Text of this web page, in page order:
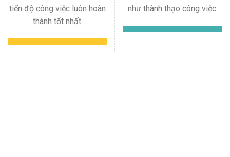
tiến độ công việc luôn hoàn
thành tốt nhất.
như thành thạo công việc.